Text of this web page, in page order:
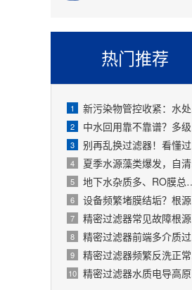
热门推荐
1 新污染物管控收紧：水处理精密过滤器可截留微塑料、微量有害物质
2 中水回用靠不靠谱？多级过滤器层层过滤，出水达标可循环
3 别再乱换过滤器！看懂过滤精度，水处理过滤器少花冤枉钱
4 夏季水源藻类爆发，自清洗过滤器搞定原水预处理难题
5 地下水杂质多、RO膜总报废！一支滤芯过滤器就能大幅延寿
6 设备频繁堵膜结垢？根源就是前置水处理过滤器没配对
7 精密过滤器常见故障根源有哪些？
8 精密过滤器前端多介质过滤失效会怎样？
9 精密过滤器频繁反洗正常吗？
10 精密过滤器水质电导高原因是什么？